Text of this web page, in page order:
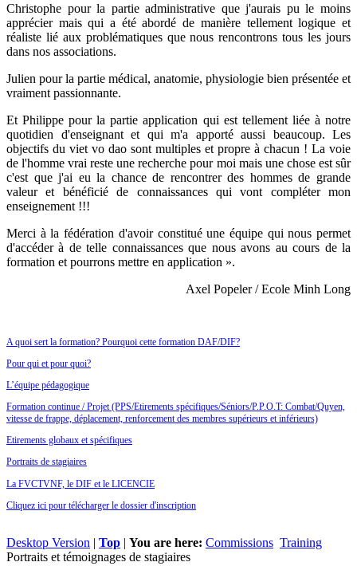
Christophe pour la partie administrative que j'aurais pu le moins
apprécier mais qui a été abordé de manière tellement logique et
réaliste lié aux problématiques que nous rencontrons tous les jours
dans nos associations.
Julien pour la partie médical, anatomie, physiologie bien présentée et
vraiment passionnante.
Et Philippe pour la partie application qui est tellement liée à notre
quotidien d'enseignant et qui m'a apporté aussi beaucoup. Les
objectifs du viet vo dao sont multiples et propre à chacun ! La voie
de l'homme vrai reste une recherche pour moi mais une chose est sûr
c'est que j'ai eu la chance de rencontrer des hommes de grande
valeur et bénéficié de connaissances qui vont compléter mon
enseignement !!!
Merci à la fédération d'avoir constitué une équipe qui nous permet
d'accéder à de telle connaissances que nous avons au cours de la
formation et pourrons mettre en application ».
Axel Popeler / Ecole Minh Long
A quoi sert la formation? Pourquoi cette formation DAF/DIF?
Pour qui et pour quoi?
L’équipe pédagogique
Formation continue / Projet (PPS/Etirements spécifiques/Séniors/P.P.O.T: Combat/Quyen,
vitesse de frappe, déplacement, renforcement des membres supérieurs et inférieurs)
Etirements globaux et spécifiques
Portraits de stagiaires
La FVCTVNF, le DIF et le LICENCIE
Cliquez ici pour télécharger le dossier d'inscription
Desktop Version | Top | You are here: Commissions Training
Portraits et témoignages de stagiaires